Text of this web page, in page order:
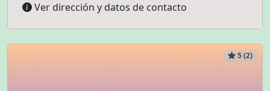
Ver dirección y datos de contacto
5 (2)